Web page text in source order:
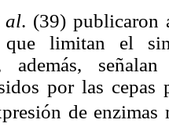
al. (39) publicaron
que limitan el
además,
por las cepas
de enzimas